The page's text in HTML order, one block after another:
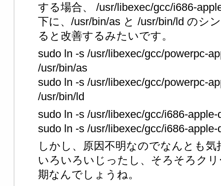
する場合、 /usr/libexec/gcc/i686-
下に、/usr/bin/as と /usr/bin/ld のシ
ると改善するみたいです。
sudo ln -s /usr/libexec/gcc/powerpc-
/usr/bin/as
sudo ln -s /usr/libexec/gcc/powerpc-
/usr/bin/ld
sudo ln -s /usr/libexec/gcc/i686-
sudo ln -s /usr/libexec/gcc/i686-
しかし、原因不明なのでなんとも
いろいろいじったし、そろそろク
期なんでしょうね。